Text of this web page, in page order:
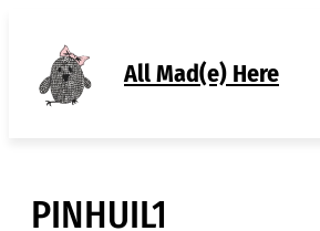
contenu
All Mad(e) Here
PINHUIL1